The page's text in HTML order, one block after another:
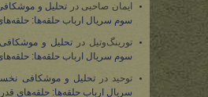
ایمان صاحبی در تحلیل و
سوم سریال ارباب حلقه‌ها:
تورینگ‌وتیل در تحلیل و
سوم سریال ارباب حلقه‌ها:
توحید درتحلیل و موشکافی
سریال ارباب حلقه‌ها: حلقه‌های